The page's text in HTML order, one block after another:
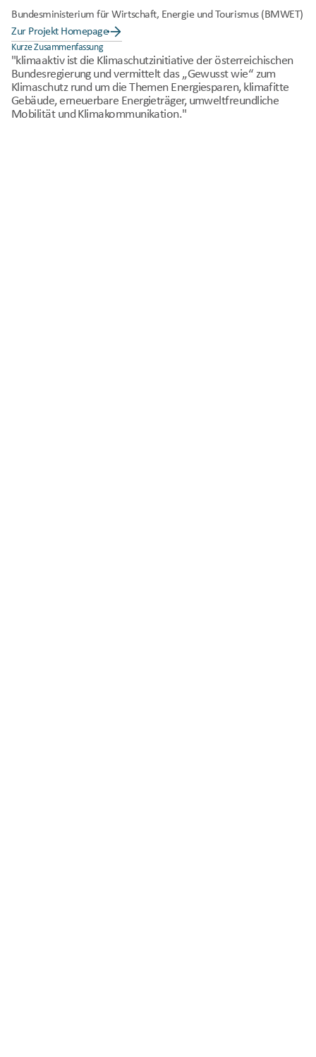
Bundesministerium für Wirtschaft, Energie und Tourismus (BMWET)
Zur Projekt Homepage
Kurze Zusammenfassung
"klimaaktiv ist die Klimaschutzinitiative der österreichischen
Bundesregierung und vermittelt das „Gewusst wie“ zum
Klimaschutz rund um die Themen Energiesparen, klimafitte
Gebäude, erneuerbare Energieträger, umweltfreundliche
Mobilität und Klimakommunikation."